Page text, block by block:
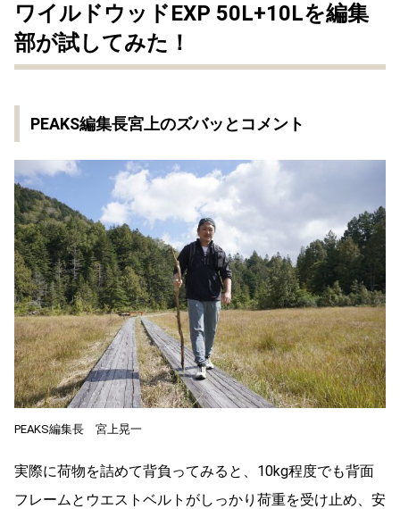
ワイルドウッドEXP 50L+10Lを編集
部が試してみた！
PEAKS編集長宮上のズバッとコメント
PEAKS編集長 宮上晃一
実際に荷物を詰めて背負ってみると、10kg程度でも背面
フレームとウエストベルトがしっかり荷重を受け止め、安